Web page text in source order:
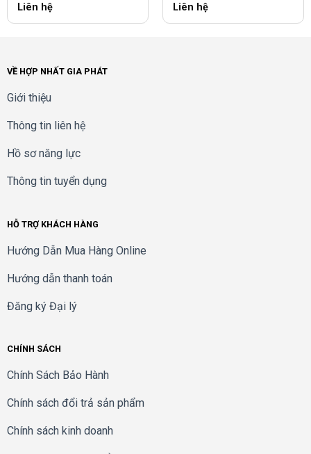
Liên hệ Liên hệ
VỀ HỢP NHẤT GIA PHÁT
Giới thiệu
Thông tin liên hệ
Hồ sơ năng lực
Thông tin tuyển dụng
HỖ TRỢ KHÁCH HÀNG
Hướng Dẫn Mua Hàng Online
Hướng dẫn thanh toán
Đăng ký Đại lý
CHÍNH SÁCH
Chính Sách Bảo Hành
Chính sách đổi trả sản phẩm
Chính sách kinh doanh